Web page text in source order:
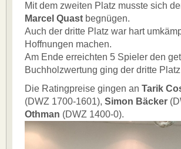
Mit dem zweiten Platz musste sich
Marcel Quast begnügen.
Auch der dritte Platz war hart
Hoffnungen machen.
Am Ende erreichten 5 Spieler den
Buchholzwertung ging der dritte
Die Ratingpreise gingen an Tarik
(DWZ 1700-1601), Simon Bäcker
Othman (DWZ 1400-0).